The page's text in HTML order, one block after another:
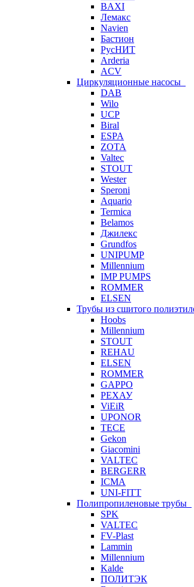
BAXI
Лемакс
Navien
Бастион
РусНИТ
Arderia
ACV
Циркуляционные насосы
DAB
Wilo
UCP
Biral
ESPA
ZOTA
Valtec
STOUT
Wester
Speroni
Aquario
Termica
Belamos
Джилекс
Grundfos
UNIPUMP
Millennium
IMP PUMPS
ROMMER
ELSEN
Трубы из сшитого
Hoobs
Millennium
STOUT
REHAU
ELSEN
ROMMER
GAPPO
РЕХАУ
ViEiR
UPONOR
TECE
Gekon
Giacomini
VALTEC
BERGERR
ICMA
UNI-FITT
Полипропиленовые трубы
SPK
VALTEC
FV-Plast
Lammin
Millennium
Kalde
ПОЛИТЭК